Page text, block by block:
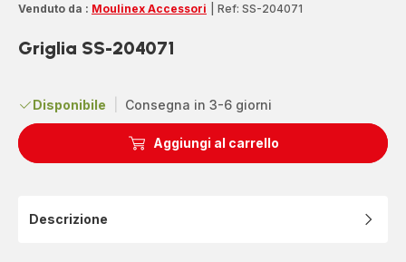
Venduto da : Moulinex Accessori Ref: SS-204071
Griglia SS-204071
Disponibile Consegna in 3-6 giorni
Aggiungi al carrello
Descrizione